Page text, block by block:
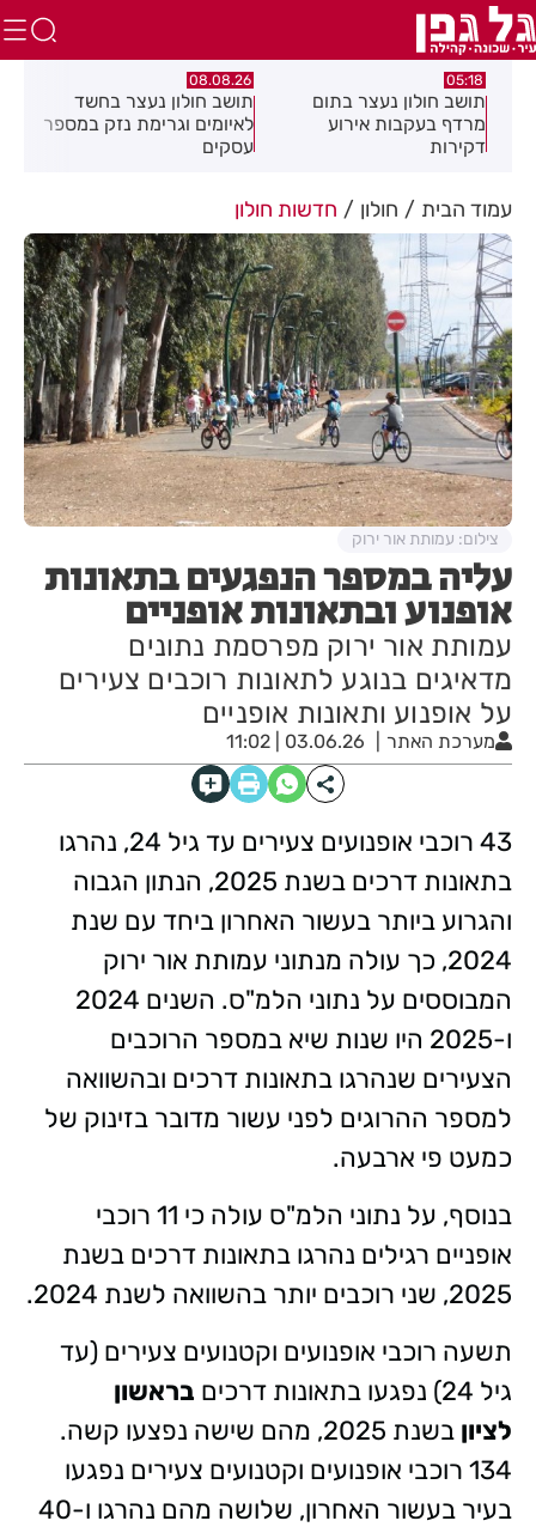
05:18
תושב חולון נעצר בתום
מרדף בעקבות אירוע
דקירות
08.08.26
תושב חולון נעצר בחשד
לאיומים וגרימת נזק במספר
עסקים
עמוד הבית חולון חדשות חולון
עליה במספר הנפגעים בתאונות
אופנוע ובתאונות אופניים
עמותת אור ירוק מפרסמת נתונים
מדאיגים בנוגע לתאונות רוכבים צעירים
על אופנוע ותאונות אופניים
מערכת האתר 03.06.26 | 11:02
צילום: עמותת אור ירוק
43 רוכבי אופנועים צעירים עד גיל 24, נהרגו
בתאונות דרכים בשנת 2025, הנתון הגבוה
והגרוע ביותר בעשור האחרון ביחד עם שנת
2024, כך עולה מנתוני עמותת אור ירוק
המבוססים על נתוני הלמ"ס. השנים 2024
ו-2025 היו שנות שיא במספר הרוכבים
הצעירים שנהרגו בתאונות דרכים ובהשוואה
למספר ההרוגים לפני עשור מדובר בזינוק של
כמעט פי ארבעה.
בנוסף, על נתוני הלמ"ס עולה כי 11 רוכבי
אופניים רגילים נהרגו בתאונות דרכים בשנת
2025, שני רוכבים יותר בהשוואה לשנת 2024.
תשעה רוכבי אופנועים וקטנועים צעירים (עד
גיל 24) נפגעו בתאונות דרכים
בראשון
לציון
בשנת 2025, מהם שישה נפצעו קשה.
134 רוכבי אופנועים וקטנועים צעירים נפגעו
בעיר בעשור האחרון, שלושה מהם נהרגו ו-40